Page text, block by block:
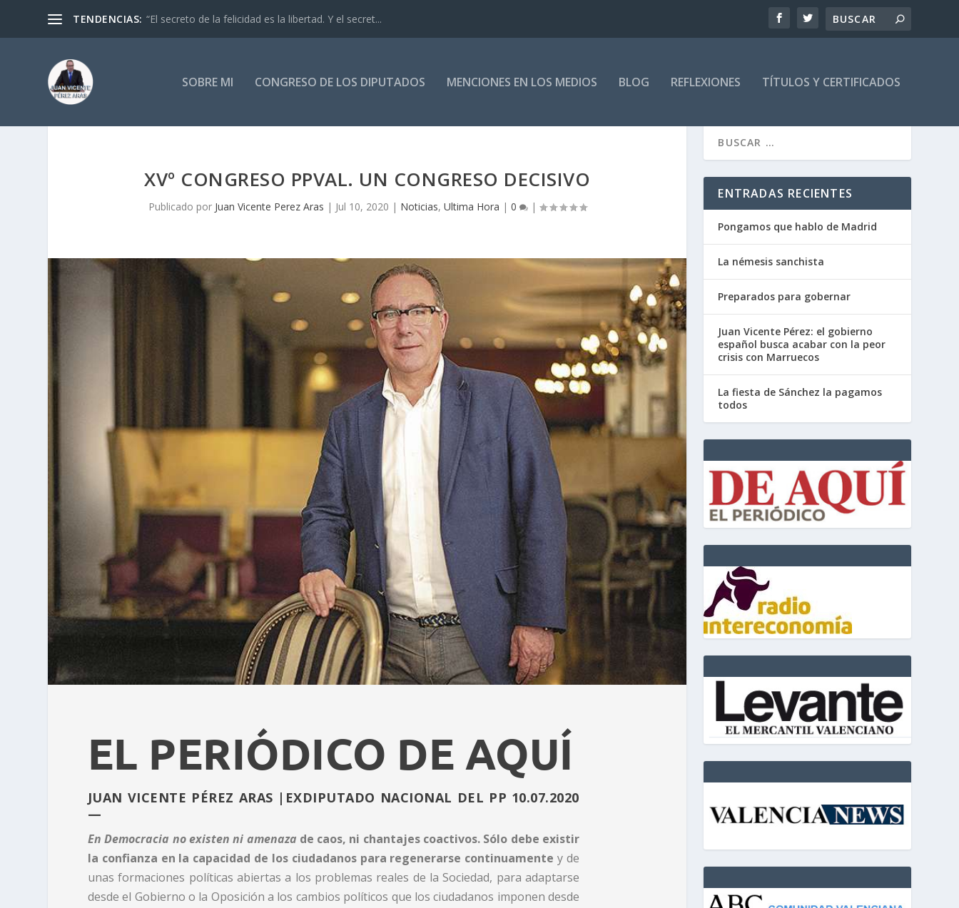
TENDENCIAS: “El secreto de la felicidad es la libertad. Y el secret...
SOBRE MI CONGRESO DE LOS DIPUTADOS MENCIONES EN LOS MEDIOS BLOG REFLEXIONES TÍTULOS Y CERTIFICADOS
XVº CONGRESO PPVAL. UN CONGRESO DECISIVO
Publicado por Juan Vicente Perez Aras | Jul 10, 2020 | Noticias, Ultima Hora | 0 |
EL PERIÓDICO DE AQUÍ
JUAN VICENTE PÉREZ ARAS |EXDIPUTADO NACIONAL DEL PP 10.07.2020
—
En Democracia no existen ni amenaza de caos, ni chantajes coactivos. Sólo debe existir
la confianza en la capacidad de los ciudadanos para regenerarse continuamente y de
unas formaciones políticas abiertas a los problemas reales de la Sociedad, para adaptarse
desde el Gobierno o la Oposición a los cambios políticos que los ciudadanos imponen desde
ENTRADAS RECIENTES
Pongamos que hablo de Madrid
La némesis sanchista
Preparados para gobernar
Juan Vicente Pérez: el gobierno
español busca acabar con la peor
crisis con Marruecos
La fiesta de Sánchez la pagamos
todos